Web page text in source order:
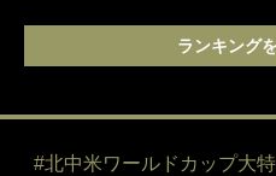
ランキング
#北中米ワールドカップ大